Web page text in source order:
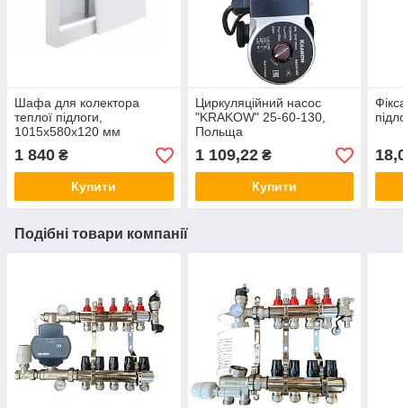
Шафа для колектора
теплої підлоги,
1015х580х120 мм
(зовнішній)
1 840 ₴
Купити
Циркуляційний насос
"KRAKOW" 25-60-130,
Польща
1 109,22₴
Купити
Подібні товари компанії